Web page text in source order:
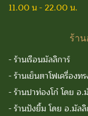
11.00 น - 22.00 น.
ร้าน
-ร้านเรือนมัลลิการ์
-ร้านเย็นตาโฟเครื่องท
-ร้านปาท่องโก๋ โดย อ.
-ร้านปังยิ้ม โดย อ.มัลลิ